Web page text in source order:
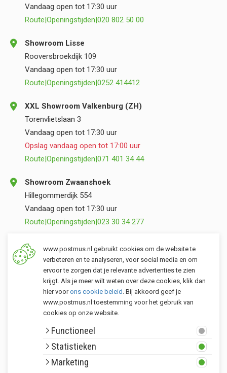
Klantenservice
Postmus merken
Vandaag open tot 17:30 uur
Route|Openingstijden|020 802 50 00
Showroom Lisse
Rooversbroekdijk 109
Vandaag open tot 17:30 uur
Route|Openingstijden|0252 414412
XXL Showroom Valkenburg (ZH)
Torenvlietslaan 3
Vandaag open tot 17:30 uur
Opslag vandaag open tot 17:00 uur
Route|Openingstijden|071 401 34 44
Showroom Zwaanshoek
Hillegommerdijk 554
Vandaag open tot 17:30 uur
Route|Openingstijden|023 30 34 277
Opslag Valkenburg (ZH)
Torenvlietslaan 3
Vandaag open tot 17:00 uur
Route|Openingstijden |071 401 34 44
www.postmus.nl gebruikt cookies om de website te
verbeteren en te analyseren, voor social media en om
ervoor te zorgen dat je relevante advertenties te zien
krijgt. Als je meer wilt weten over deze cookies, klik dan
hier voorons cookie beleid . Bij akkoord geef je
www.postmus.nl toestemming voor het gebruik van
cookies op onze website.
Functioneel
Statistieken
Marketing